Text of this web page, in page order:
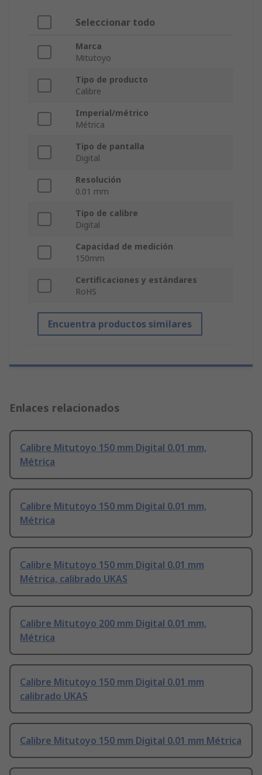
Seleccionar todo
Marca
Mitutoyo
Tipo de producto
Calibre
Imperial/métrico
Métrica
Tipo de pantalla
Digital
Resolución
0.01 mm
Tipo de calibre
Digital
Capacidad de medición
150mm
Certificaciones y estándares
RoHS
Encuentra productos similares
Enlaces relacionados
Calibre Mitutoyo 150 mm Digital 0.01 mm,
Métrica
Calibre Mitutoyo 150 mm Digital 0.01 mm,
Métrica
Calibre Mitutoyo 150 mm Digital 0.01 mm
Métrica, calibrado UKAS
Calibre Mitutoyo 200 mm Digital 0.01 mm,
Métrica
Calibre Mitutoyo 150 mm Digital 0.01 mm
calibrado UKAS
Calibre Mitutoyo 150 mm Digital 0.01 mm Métrica